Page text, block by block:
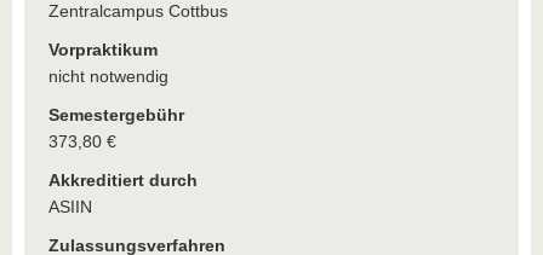
Zentralcampus Cottbus
Vorpraktikum
nicht notwendig
Semestergebühr
373,80 €
Akkreditiert durch
ASIIN
Zulassungsverfahren